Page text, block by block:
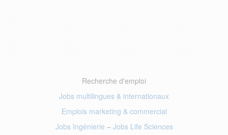
Recherche d'emploi
Jobs multilingues & internationaux
Emplois marketing & commercial
Jobs Ingénierie – Jobs Life Sciences